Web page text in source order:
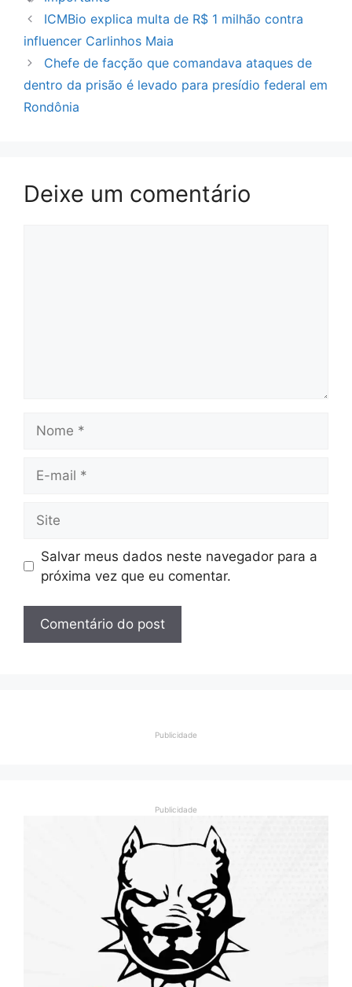
ICMBio explica multa de R$ 1 milhão contra
influencer Carlinhos Maia
Chefe de facção que comandava ataques de
dentro da prisão é levado para presídio federal em
Rondônia
Deixe um comentário
mail
Salvar meus dados neste navegador para a
próxima vez que eu comentar.
Publicidade
Publicidade